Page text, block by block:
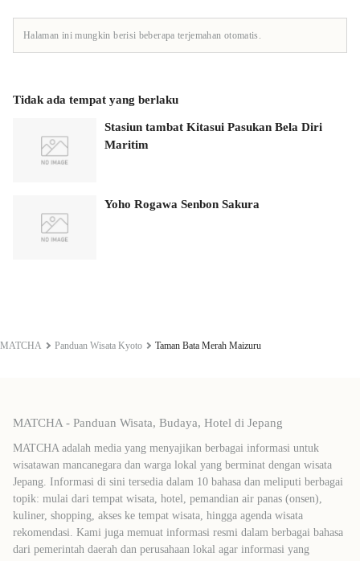
Halaman ini mungkin berisi beberapa terjemahan otomatis.
Tidak ada tempat yang berlaku
Stasiun tambat Kitasui Pasukan Bela Diri
Maritim
Yoho Rogawa Senbon Sakura
MATCHA Panduan Wisata Kyoto Taman Bata Merah Maizuru
MATCHA - Panduan Wisata, Budaya, Hotel di Jepang
MATCHA adalah media yang menyajikan berbagai informasi untuk
wisatawan mancanegara dan warga lokal yang berminat dengan wisata
Jepang. Informasi di sini tersedia dalam 10 bahasa dan meliputi berbagai
topik: mulai dari tempat wisata, hotel, pemandian air panas (onsen),
kuliner, shopping, akses ke tempat wisata, hingga agenda wisata
rekomendasi. Kami juga memuat informasi resmi dalam berbagai bahasa
dari pemerintah daerah dan perusahaan lokal agar informasi yang